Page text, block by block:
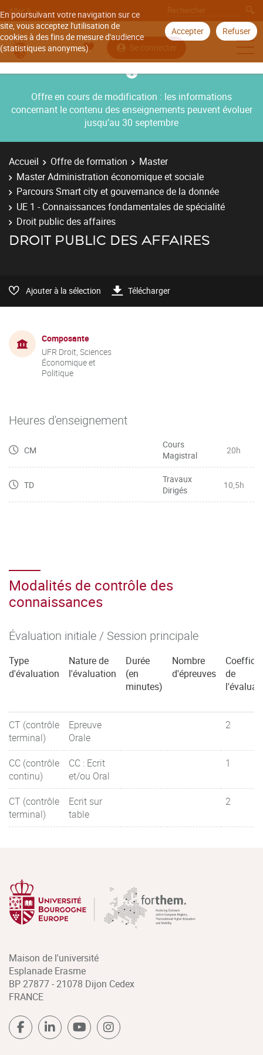
En poursuivant votre navigation sur ce
site, vous acceptez l'utilisation de
cookies à des fins de mesure d'audience
(statistiques anonymes).
Accepter Refuser
Aller à
Se connecter
Offre en cours de modification : les informations
concernant le contenu des enseignements peuvent évoluer
jusqu’au 30 septembre
Accueil Offre de formation
Master
Master Administration économique et sociale
Parcours Smart city et gouvernance de la donnée
UE 1 - Connaissances fondamentales de spécialité
Droit public des affaires
DROIT PUBLIC DES AFFAIRES
Ajouter à la sélection Télécharger
Composante
UFR Droit, Sciences
Économique et
Politique
Heures d'enseignement
CM
Cours
Magistral
20h
TD
Travaux
Dirigés
10,5h
Modalités de contrôle des
connaissances
Évaluation initiale / Session principale
Type
d'évaluation
Nature de
l'évaluation
Durée
(en
minutes)
Nombre
d'épreuves
de
CT (contrôle
terminal)
Epreuve
Orale
2
CC (contrôle
continu)
CC : Ecrit
et/ou Oral
1
CT (contrôle
terminal)
Ecrit sur
table
2
Maison de l'université
Esplanade Erasme
BP 27877 - 21078 Dijon Cedex
FRANCE